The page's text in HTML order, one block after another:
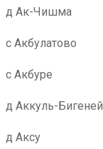
д Ак-Чишма
с Акбулатово
с Акбуре
д Аккуль-Бигеней
д Аксу